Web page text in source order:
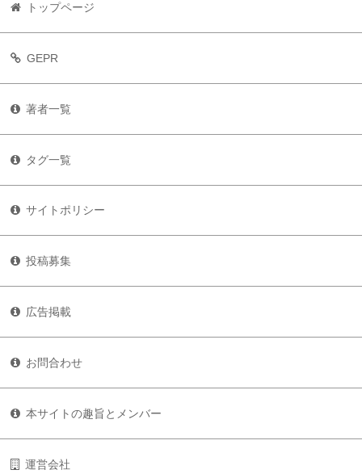
トップページ
GEPR
著者一覧
タグ一覧
サイトポリシー
投稿募集
広告掲載
お問合わせ
本サイトの趣旨とメンバー
運営会社